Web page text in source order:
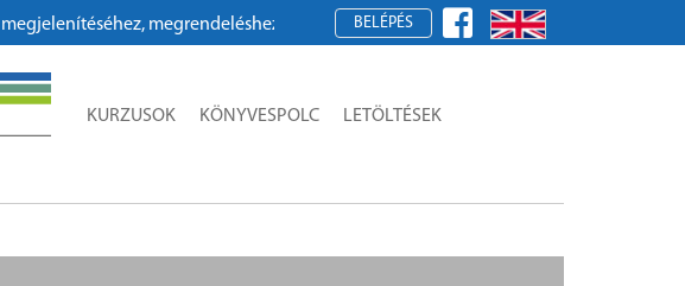
megrendeléshez kérjük, regisztráljon!BELÉPÉS
KURZUSOK KÖNYVESPOLC LETÖLTÉSEK